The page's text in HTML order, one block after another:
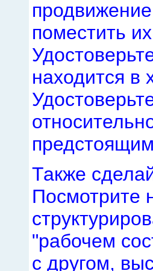
поместить
находится в
Также
Посмотрите
"рабочем
с другом,